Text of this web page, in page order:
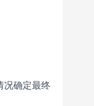
况确定最终